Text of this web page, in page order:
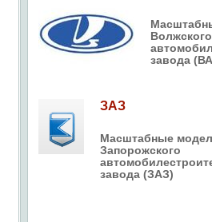
Волжского
завода
ЗАЗ
Масштабные
Запорожского
завода (ЗАЗ)